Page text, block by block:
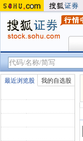
最近浏览股 我的自选股